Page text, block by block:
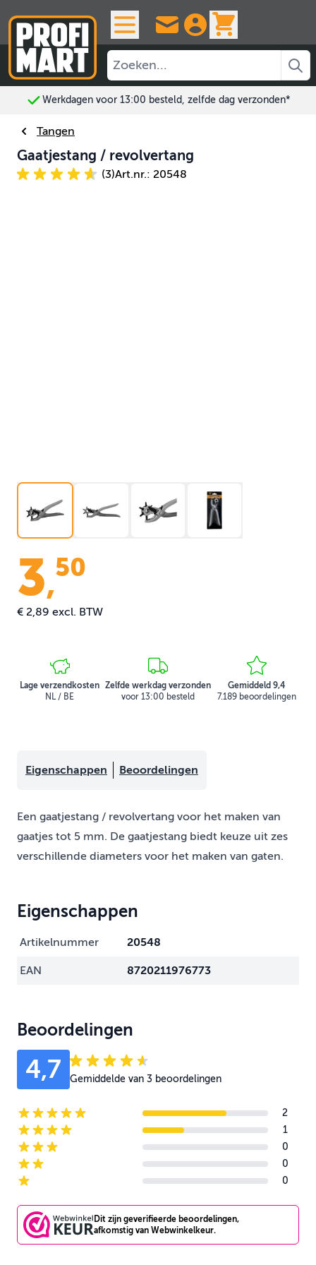
Werkdagen voor 13:00 besteld, zelfde dag verzonden*
Tangen
Gaatjestang / revolvertang
(3)Art.nr.: 20548
3,50
€ 2,89 excl. BTW
Lage verzendkosten
NL / BE
Zelfde werkdag verzonden
voor 13:00 besteld
Gemiddeld 9,4
7.189 beoordelingen
Eigenschappen Beoordelingen
Een gaatjestang / revolvertang voor het maken van
gaatjes tot 5 mm. De gaatjestang biedt keuze uit zes
verschillende diameters voor het maken van gaten.
Eigenschappen
Artikelnummer 20548
EAN 8720211976773
Beoordelingen
4,7 Gemiddelde van 3 beoordelingen
5-star reviews
2
4-star reviews
1
3-star reviews
0
2-star reviews
0
1-star reviews
0
Dit zijn geverifieerde beoordelingen,
afkomstig van Webwinkelkeur.